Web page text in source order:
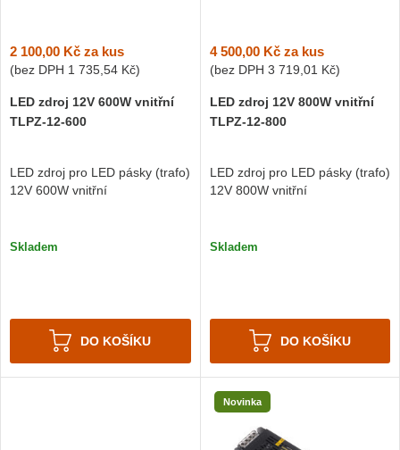
2 100,00 Kč za kus
(bez DPH 1 735,54 Kč)
LED zdroj 12V 600W vnitřní
TLPZ-12-600
LED zdroj pro LED pásky (trafo)
12V 600W vnitřní
Skladem
DO KOŠÍKU
4 500,00 Kčza kus
(bez DPH 3 719,01 Kč)
LED zdroj 12V 800W vnitřní
TLPZ-12-800
LED zdroj pro LED pásky (trafo)
12V 800W vnitřní
Skladem
DO KOŠÍKU
Novinka